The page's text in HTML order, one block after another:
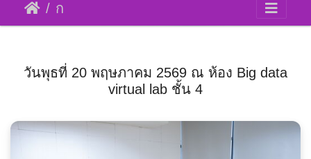
การขับเคลื่อนมาตรฐานความปลอดภัยหน่วยงานของรัฐฝ่ายพลเรือนสู่การปฏิบัติ
วันพุธที่ 20 พฤษภาคม 2569 ณ ห้อง Big data
virtual lab ชั้น 4